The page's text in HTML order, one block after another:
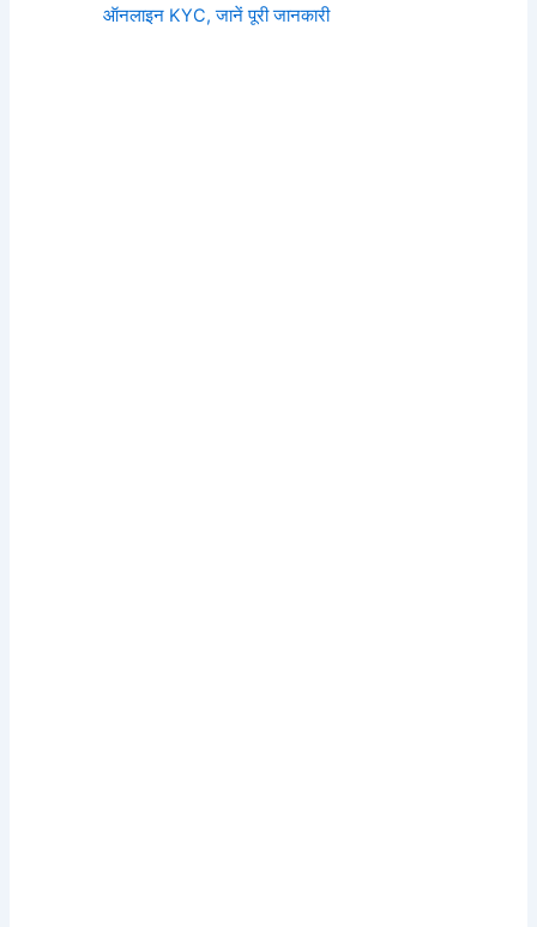
ऑनलाइन KYC, जानें पूरी जानकारी